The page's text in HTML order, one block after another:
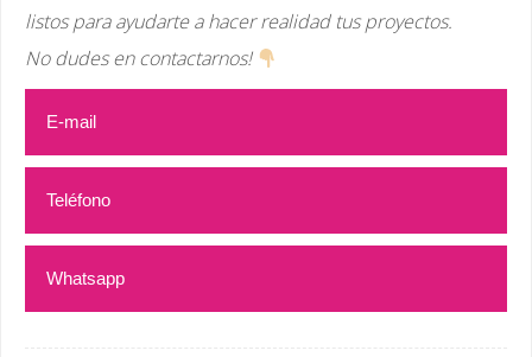
listos para ayudarte a hacer realidad tus proyectos.
No dudes en contactarnos!
E-mail
Teléfono
Whatsapp